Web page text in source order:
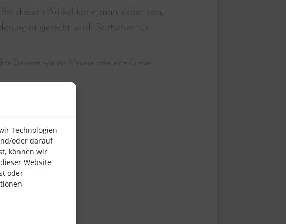
Technologien
oder darauf
können wir
Website
oder
diesem Artikel kann man sicher sein,
gerecht wird! Bartscher für
Desserts wie ein Mousse oder eine Creme
/ 2024